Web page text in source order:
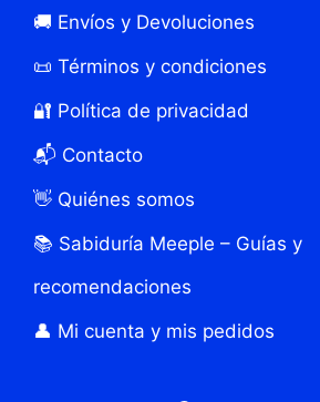
🚚 Envíos y Devoluciones
📜 Términos y condiciones
🔐 Política de privacidad
📬 Contacto
👋 Quiénes somos
📚 Sabiduría Meeple – Guías y
recomendaciones
👤 Mi cuenta y mis pedidos